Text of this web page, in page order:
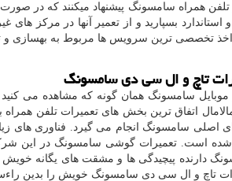
تلفن همراه سامسونگ پیشنهاد میکنند که در
استاندارد بسپارید و از تعمیر آنها در مرکز های
تخصصی ترین سرویس ها مربوط به بهسازی و
تاچ و ال سی دی سامسونگ
موبایل سامسونگ همان گونه که مشاهده می
اتفاق ترین بخش های تعمیرات تلفن
اصلی سامسونگ انجام می گیرد. فناوری های
شده است. تعمیرات گوشی سامسونگ در این
دارنده پیچیدگی ها و مشقت های یگانه
تاچ و ال سی دی سامسونگ خویش را بدین راءس